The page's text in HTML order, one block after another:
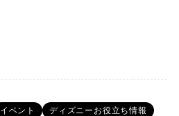
イベント
ディズニーお役立ち情報